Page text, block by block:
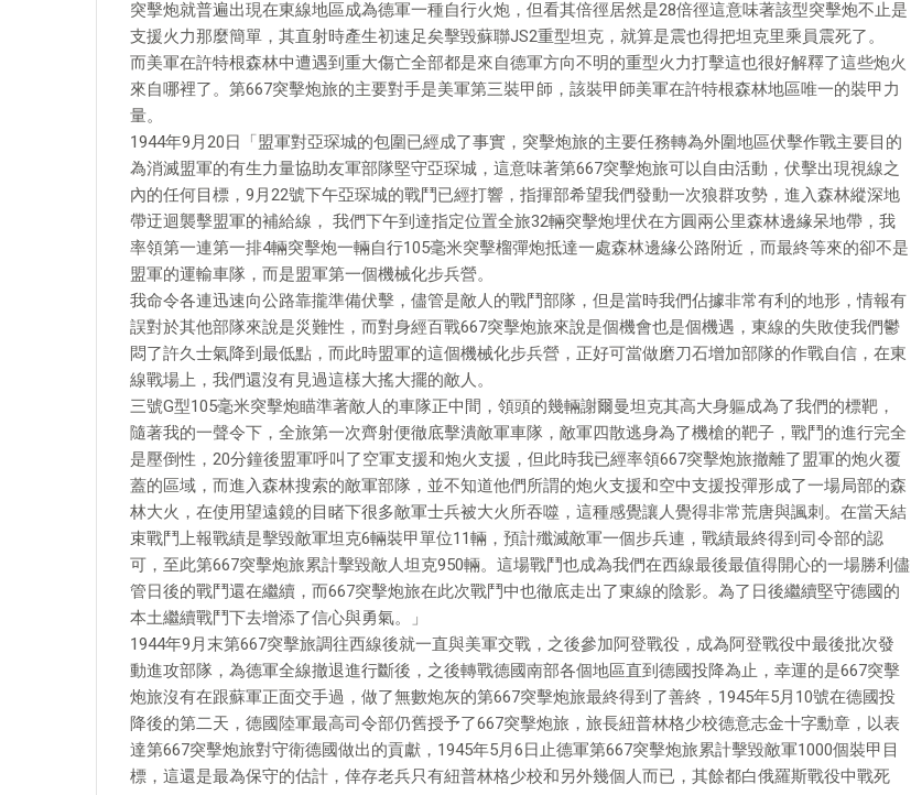
突擊炮就普遍出現在東線地區成為德軍一種自行火炮，但看其倍徑居然是28倍徑這意味著該型突擊炮不止是
支援火力那麼簡單，其直射時產生初速足矣擊毀蘇聯JS2重型坦克，就算是震也得把坦克里乘員震死了。
而美軍在許特根森林中遭遇到重大傷亡全部都是來自德軍方向不明的重型火力打擊這也很好解釋了這些炮火
來自哪裡了。第667突擊炮旅的主要對手是美軍第三裝甲師，該裝甲師美軍在許特根森林地區唯一的裝甲力
量。
1944年9月20日「盟軍對亞琛城的包圍已經成了事實，突擊炮旅的主要任務轉為外圍地區伏擊作戰主要目的
為消滅盟軍的有生力量協助友軍部隊堅守亞琛城，這意味著第667突擊炮旅可以自由活動，伏擊出現視線之
內的任何目標，9月22號下午亞琛城的戰鬥已經打響，指揮部希望我們發動一次狼群攻勢，進入森林縱深地
帶迂迴襲擊盟軍的補給線， 我們下午到達指定位置全旅32輛突擊炮埋伏在方圓兩公里森林邊緣呆地帶，我
率領第一連第一排4輛突擊炮一輛自行105毫米突擊榴彈炮抵達一處森林邊緣公路附近，而最終等來的卻不是
盟軍的運輸車隊，而是盟軍第一個機械化步兵營。
我命令各連迅速向公路靠攏準備伏擊，儘管是敵人的戰鬥部隊，但是當時我們佔據非常有利的地形，情報有
誤對於其他部隊來說是災難性，而對身經百戰667突擊炮旅來說是個機會也是個機遇，東線的失敗使我們鬱
悶了許久士氣降到最低點，而此時盟軍的這個機械化步兵營，正好可當做磨刀石增加部隊的作戰自信，在東
線戰場上，我們還沒有見過這樣大搖大擺的敵人。
三號G型105毫米突擊炮瞄準著敵人的車隊正中間，領頭的幾輛謝爾曼坦克其高大身軀成為了我們的標靶，
隨著我的一聲令下，全旅第一次齊射便徹底擊潰敵軍車隊，敵軍四散逃身為了機槍的靶子，戰鬥的進行完全
是壓倒性，20分鐘後盟軍呼叫了空軍支援和炮火支援，但此時我已經率領667突擊炮旅撤離了盟軍的炮火覆
蓋的區域，而進入森林搜索的敵軍部隊，並不知道他們所謂的炮火支援和空中支援投彈形成了一場局部的森
林大火，在使用望遠鏡的目睹下很多敵軍士兵被大火所吞噬，這種感覺讓人覺得非常荒唐與諷刺。在當天結
束戰鬥上報戰績是擊毀敵軍坦克6輛裝甲單位11輛，預計殲滅敵軍一個步兵連，戰績最終得到司令部的認
可，至此第667突擊炮旅累計擊毀敵人坦克950輛。這場戰鬥也成為我們在西線最後最值得開心的一場勝利儘
管日後的戰鬥還在繼續，而667突擊炮旅在此次戰鬥中也徹底走出了東線的陰影。為了日後繼續堅守德國的
本土繼續戰鬥下去增添了信心與勇氣。」
1944年9月末第667突擊旅調往西線後就一直與美軍交戰，之後參加阿登戰役，成為阿登戰役中最後批次發
動進攻部隊，為德軍全線撤退進行斷後，之後轉戰德國南部各個地區直到德國投降為止，幸運的是667突擊
炮旅沒有在跟蘇軍正面交手過，做了無數炮灰的第667突擊炮旅最終得到了善終，1945年5月10號在德國投
降後的第二天，德國陸軍最高司令部仍舊授予了667突擊炮旅，旅長紐普林格少校德意志金十字勳章，以表
達第667突擊炮旅對守衛德國做出的貢獻，1945年5月6日止德軍第667突擊炮旅累計擊毀敵軍1000個裝甲目
標，這還是最為保守的估計，倖存老兵只有紐普林格少校和另外幾個人而已，其餘都白俄羅斯戰役中戰死